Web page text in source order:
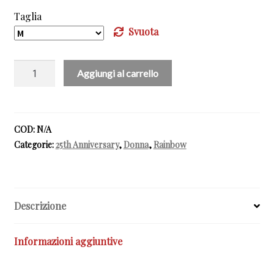
Taglia
Svuota
donna
quantità
Aggiungi al carrello
COD:N/A
Categorie:25th Anniversary,Donna,Rainbow
Descrizione
Informazioni aggiuntive